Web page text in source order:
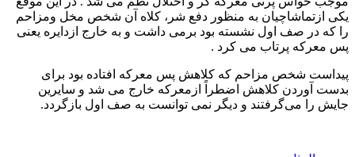
یکی ازتماشاچیان به منظور دفع شر، کلاه آن شخص مخل ومزاحم
را که در صف اول نشسته بود برمی داشت و به خارج ازدایره یعنی
پس معرکه پرتاب می کرد .
پیداست شخص مزاحم که کلاهش پس معرکه افتاده بود برای
بدست آوردن کلاهش اضطراً ازمعرکه خارج می شد و سایرین
جایش را می‌گرفتند و دیگر نمی توانست به صف اول بازگردد.